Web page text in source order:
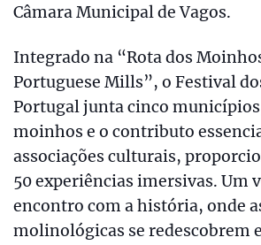
Câmara Municipal de Vagos.
Integrado na “Rota dos
Portuguese Mills”, o Festival
Portugal junta cinco
moinhos e o contributo
associações culturais,
50 experiências imersivas. Um
encontro com a história, onde
molinológicas se redescobrem